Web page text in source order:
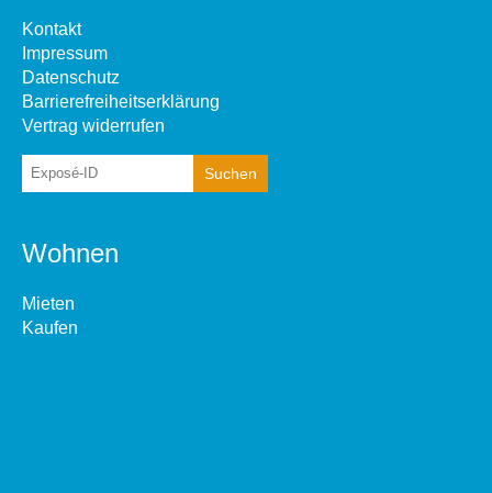
Kontakt
Impressum
Datenschutz
Barrierefreiheitserklärung
Vertrag widerrufen
Wohnen
Mieten
Kaufen